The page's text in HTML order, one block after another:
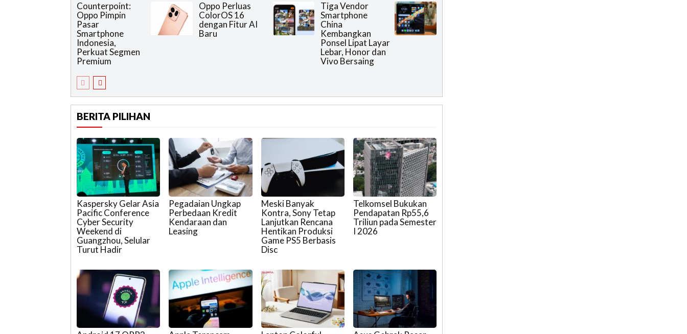
Counterpoint:
Oppo Pimpin
Pasar
Smartphone
Indonesia,
Perkuat Segmen
Premium
Oppo Perluas
ColorOS 16
dengan Fitur AI
Baru
Tiga Vendor
Smartphone
China
Kembangkan
Ponsel Lipat Layar
Lebar, Honor dan
Vivo Bersaing
BERITA PILIHAN
Kaspersky Gelar Asia
Pacific Conference
Cyber Security
Weekend di
Guangzhou, Selular
Turut Hadir
Pegadaian Ungkap
Perbedaan Kredit
Kendaraan dan
Leasing
Meski Banyak
Kontra, Sony Tetap
Lanjutkan Rencana
Hentikan Produksi
Game PS5 Berbasis
Disc
Telkomsel Bukukan
Pendapatan Rp55,6
Triliun pada Semester
I 2026